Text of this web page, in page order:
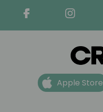
Apple Store